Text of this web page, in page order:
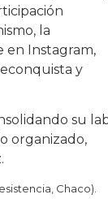
la
en Instagram,
y
su
organizado,
Chaco).